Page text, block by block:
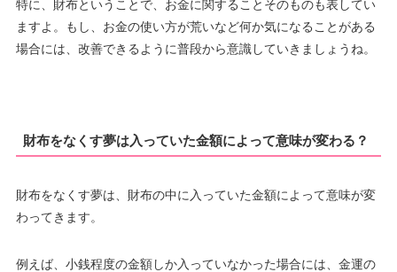
特に、財布ということで、お金に関することそのものも表してい
ますよ。もし、お金の使い方が荒いなど何か気になることがある
場合には、改善できるように普段から意識していきましょうね。
財布をなくす夢は入っていた金額によって意味が変わる？
財布をなくす夢は、財布の中に入っていた金額によって意味が変
わってきます。
例えば、小銭程度の金額しか入っていなかった場合には、金運の